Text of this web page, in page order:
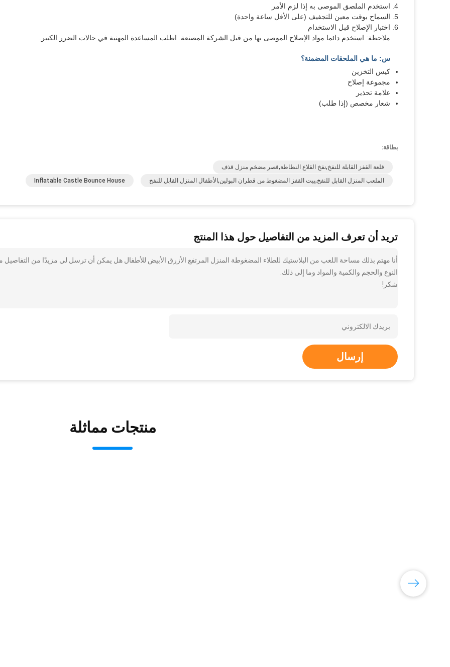
استخدم الملصق الموصى به إذا لزم الأمر
السماح بوقت معين للتجفيف (على الأقل ساعة واحدة)
اختبار الإصلاح قبل الاستخدام
ملاحظة: استخدم دائما مواد الإصلاح الموصى بها من قبل الشركة المصنعة. اطلب المساعدة المهنية في حالات الضرر الكبير.
س: ما هي الملحقات المضمنة؟
كيس التخزين
مجموعة إصلاح
علامة تحذير
شعار مخصص (إذا طلب)
بطاقة:
قلعة القفز القابلة للنفخ,نفخ القلاع النطاطة,قصر مضخم منزل قذف
الملعب المنزل القابل للنفخ,بيت القفز المضغوط من قطران البولين,الأطفال المنزل القابل للنفخ
Inflatable Castle Bounce House
تريد أن تعرف المزيد من التفاصيل حول هذا المنتج
أنا مهتم بذلك مساحة اللعب من البلاستيك للطلاء المضغوطة المنزل المرتفع الأزرق الأبيض للأطفال هل يمكن أن ترسل لي مزيدًا من التفاصيل
النوع والحجم والكمية والمواد وما إلى ذلك.
شكر!
إرسال
منتجات مماثلة